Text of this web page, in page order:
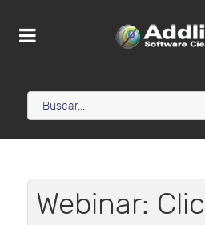
Webinar: